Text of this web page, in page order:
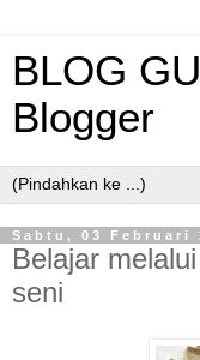
BLOG
Blogger
Sabtu, 03 Februari
Belajar
seni